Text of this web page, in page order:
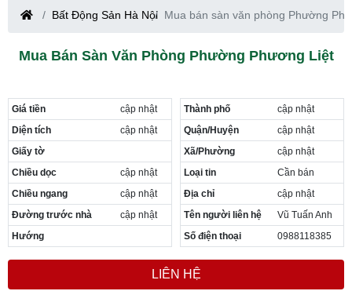
Cần thuê MBKD tại Phường Cầu Giấy
Cần thuê MBKD tại Phường Thanh Xuân
Cần thuê MBKD tại Phường Hà Đông
Cần thuê MBKD tại Phường Yên Hòa
Cần thuê MBKD tại Phường Nghĩa Độ
Cần thuê MBKD tại Phường Phương Liệt
Cần thuê MBKD tại Phường Khương Đình
Cần thuê MBKD tại Phường Yên Sở
Cần thuê MBKD tại Phường Hoàng Liệt
Cần thuê MBKD tại Phường Định Công
Cần thuê MBKD tại Phường Tương Mai
Cần thuê MBKD tại Phường Vĩnh Hưng
Cần thuê MBKD tại Phường Lĩnh Nam
Cần thuê MBKD tại Phường Hồng Hà
Bất Động Sản Hà Nội Mua bán sàn văn phòng Phường
Mua Bán Sàn Văn Phòng Phường Phương Liệt
Giá tiền
cập nhật
Diện tích
cập nhật
Giấy tờ
Chiều dọc
cập nhật
Chiều ngang
cập nhật
Đường trước nhà
cập nhật
Hướng
Thành phố
cập nhật
Quận/Huyện
cập nhật
Xã/Phường
cập nhật
Loại tin
Cần bán
Địa chỉ
cập nhật
Tên người liên hệ
Vũ Tuấn Anh
Số điện thoại
0988118385
LIÊN HỆ